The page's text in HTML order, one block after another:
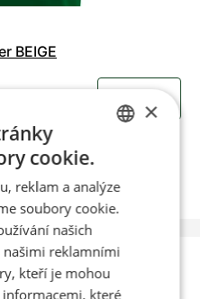
BEIGE
vám s
ENGLISH
×
cookie.
reklam a analýze
soubory cookie.
našich
našimi reklamními
kteří je mohou
které